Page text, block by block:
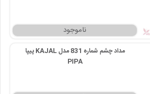
مداد چشم شماره 831 مدل KAJAL پیپا
PIPA